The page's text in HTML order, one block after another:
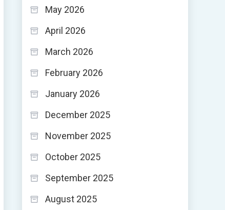
May 2026
April 2026
March 2026
February 2026
January 2026
December 2025
November 2025
October 2025
September 2025
August 2025